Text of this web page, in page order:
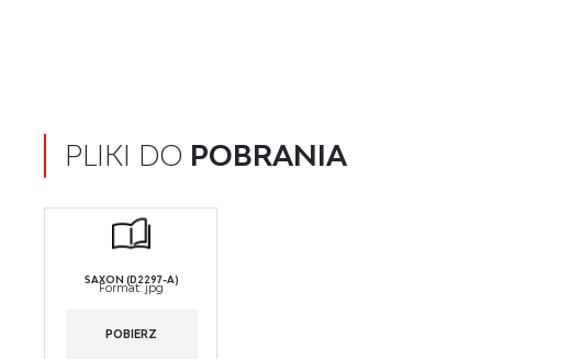
PLIKI DO POBRANIA
SAXON (D2297-A)
Format:jpg
POBIERZ